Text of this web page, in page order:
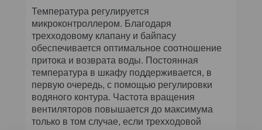
Температура регулируется
микроконтроллером. Благодаря
трехходовому клапану и байпасу
обеспечивается оптимальное соотношение
притока и возврата воды. Постоянная
температура в шкафу поддерживается, в
первую очередь, с помощью регулировки
водяного контура. Частота вращения
вентиляторов повышается до максимума
только в том случае, если трехходовой